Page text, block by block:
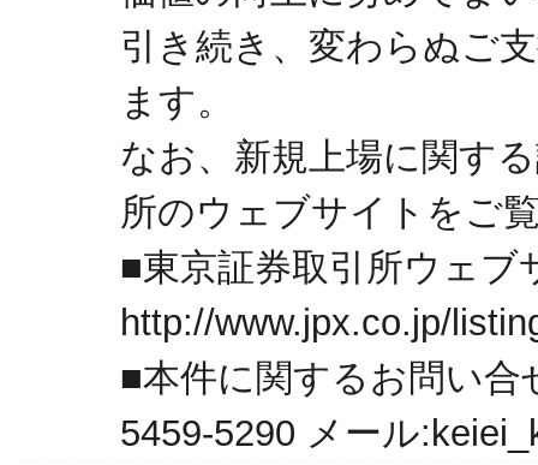
引き続き、変わらぬご
ます。
なお、新規上場に関す
所のウェブサイトをご
■東京証券取引所ウェブ
http://www.jpx.co.jp/
■本件に関するお問い合
5459-5290 メール